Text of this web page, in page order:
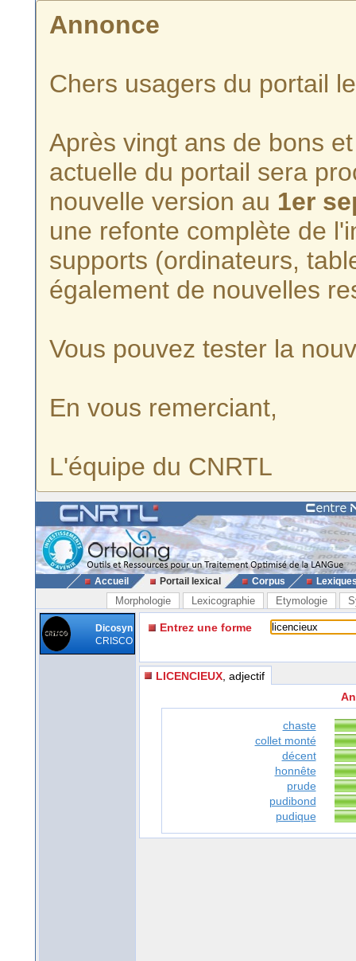
Annonce
Chers usagers du portail
Après vingt ans de bons
actuelle du portail sera
nouvelle version au 1er
une refonte complète de
supports (ordinateurs,
également de nouvelles
Vous pouvez tester la
En vous remerciant,
L'équipe du CNRTL
Accueil Portail lexical Corpus
Morphologie Lexicographie Etymologie
Dicosyn
CRISCO
Entrez une forme
LICENCIEUX , adjectif
chaste
collet monté
décent
honnête
prude
pudibond
pudique